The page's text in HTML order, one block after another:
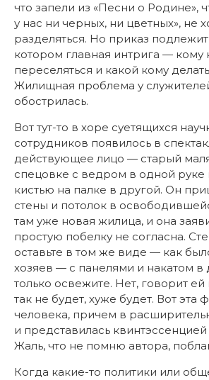
что запели из «Песни о Родине»,
у нас ни черных, ни цветных», не
разделяться. Но приказ
котором главная интрига — кому
переселяться и какой кому
Жилищная проблема у
обострилась.
Вот тут-то в хоре суетящихся
сотрудников появилось в
действующее лицо — старый
спецовке с ведром в одной руке
кистью на палке в другой. Он
стены и потолок в
там уже новая жилица, и она
простую побелку не согласна.
оставьте в том же виде — как
хозяев — с панелями и накатом в
только освежите. Нет, говорит
так не будет, хуже будет. Вот эта
человека, причем в
и представилась квинтэссенцией
Жаль, что не помню автора,
Когда какие-то политики или